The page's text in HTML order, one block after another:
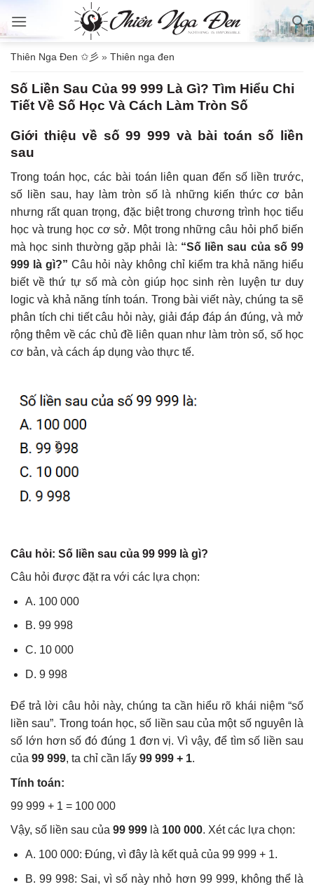
qua
dungThiên Nga Đen ✩彡 » Thiên nga đen
Số Liền Sau Của 99 999 Là Gì? Tìm Hiểu Chi
Tiết Về Số Học Và Cách Làm Tròn Số
Giới thiệu về số 99 999 và bài toán số liền
sau
Trong toán học, các bài toán liên quan đến số liền trước,
số liền sau, hay làm tròn số là những kiến thức cơ bản
nhưng rất quan trọng, đặc biệt trong chương trình học tiểu
học và trung học cơ sở. Một trong những câu hỏi phổ biến
mà học sinh thường gặp phải là: “Số liền sau của số 99
999 là gì?” Câu hỏi này không chỉ kiểm tra khả năng hiểu
biết về thứ tự số mà còn giúp học sinh rèn luyện tư duy
logic và khả năng tính toán. Trong bài viết này, chúng ta sẽ
phân tích chi tiết câu hỏi này, giải đáp đáp án đúng, và mở
rộng thêm về các chủ đề liên quan như làm tròn số, số học
cơ bản, và cách áp dụng vào thực tế.
Câu hỏi: Số liền sau của 99 999 là gì?
Câu hỏi được đặt ra với các lựa chọn:
A. 100 000
B. 99 998
C. 10 000
D. 9 998
Để trả lời câu hỏi này, chúng ta cần hiểu rõ khái niệm “số
liền sau”. Trong toán học, số liền sau của một số nguyên là
số lớn hơn số đó đúng 1 đơn vị. Vì vậy, để tìm số liền sau
của 99 999, ta chỉ cần lấy 99 999 + 1.
Tính toán:
99 999 + 1 = 100 000
Vậy, số liền sau của 99 999 là 100 000. Xét các lựa chọn:
A. 100 000: Đúng, vì đây là kết quả của 99 999 + 1.
B. 99 998: Sai, vì số này nhỏ hơn 99 999, không thể là